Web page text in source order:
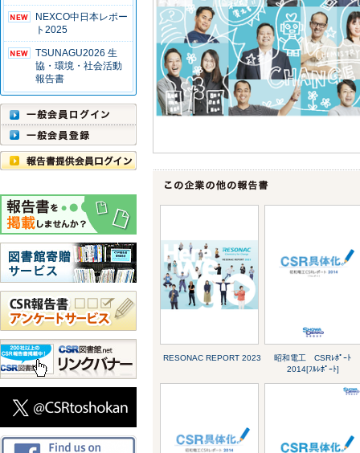
NEXCO中日本レポー
ト2025
TSUNAGU2026 生
協・環境・社会活動
報告書
RESONAC REPORT 2023
昭和電工 CSRﾚﾎﾟｰﾄ
2014[ﾌﾙﾚﾎﾟｰﾄ]